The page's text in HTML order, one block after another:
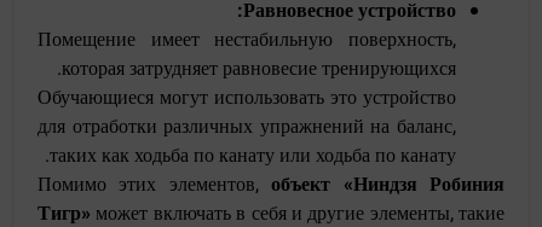
Равновесное устройство:
Помещение имеет нестабильную поверхность,
которая затрудняет равновесие тренирующихся.
Обучающиеся могут использовать это устройство
для отработки различных упражнений на баланс,
таких как ходьба по канату или ходьба по канату.
Помимо этих элементов,объект «Ниндзя Робиния
Тигр» может включать в себя и другие элементы, такие